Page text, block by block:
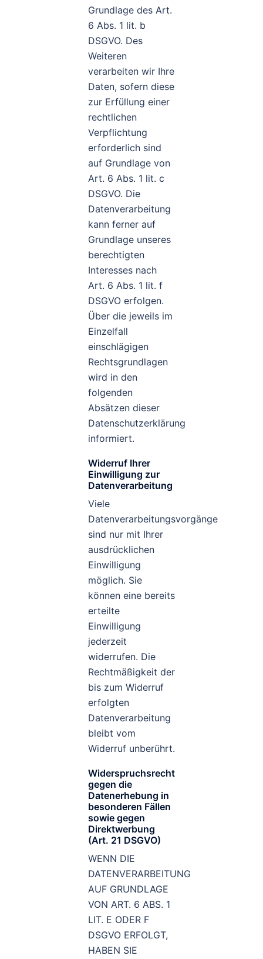
Grundlage des Art.
6 Abs. 1 lit. b
DSGVO. Des
Weiteren
verarbeiten wir Ihre
Daten, sofern diese
zur Erfüllung einer
rechtlichen
Verpflichtung
erforderlich sind
auf Grundlage von
Art. 6 Abs. 1 lit. c
DSGVO. Die
Datenverarbeitung
kann ferner auf
Grundlage unseres
berechtigten
Interesses nach
Art. 6 Abs. 1 lit. f
DSGVO erfolgen.
Über die jeweils im
Einzelfall
einschlägigen
Rechtsgrundlagen
wird in den
folgenden
Absätzen dieser
Datenschutzerklärung
informiert.
Widerruf Ihrer
Einwilligung zur
Datenverarbeitung
Viele
Datenverarbeitungsvorgänge
sind nur mit Ihrer
ausdrücklichen
Einwilligung
möglich. Sie
können eine bereits
erteilte
Einwilligung
jederzeit
widerrufen. Die
Rechtmäßigkeit der
bis zum Widerruf
erfolgten
Datenverarbeitung
bleibt vom
Widerruf unberührt.
Widerspruchsrecht
gegen die
Datenerhebung in
besonderen Fällen
sowie gegen
Direktwerbung
(Art. 21 DSGVO)
WENN DIE
DATENVERARBEITUNG
AUF GRUNDLAGE
VON ART. 6 ABS. 1
LIT. E ODER F
DSGVO ERFOLGT,
HABEN SIE